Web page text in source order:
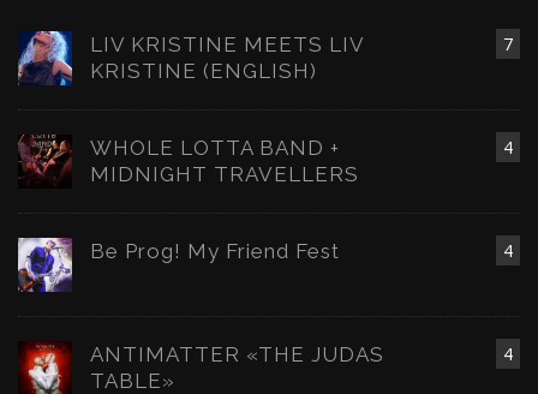
7
LIV KRISTINE MEETS LIV
KRISTINE (ENGLISH)
4
WHOLE LOTTA BAND +
MIDNIGHT TRAVELLERS
4
Be Prog! My Friend Fest
4
ANTIMATTER «THE JUDAS
TABLE»